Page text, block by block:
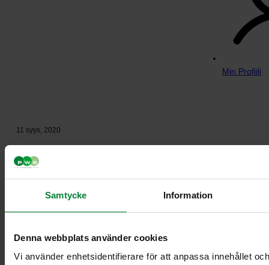
Samtycke Information
Denna webbplats använder cookies
Vi använder enhetsidentifierare för att anpassa innehållet
Min Profiili
11 syys, 2020
PWS:N emoyhtiö ese lisää
tuotantokapasiteettia
entisestään
PWS:n emoyhtiö ESE lisää tuotantokapasiteettia entisestään.